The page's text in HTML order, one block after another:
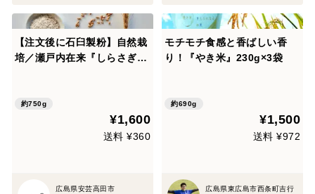
【注文後に石臼製粉】自然栽
培／瀬戸内在来『しらさぎ小
約750g
¥1,600
送料 ¥360
広島県安芸高田市
モチモチ食感と香ばしい香
り！『やき米』230g×3袋
約690g
¥1,500
送料 ¥972
広島県東広島市西条町吉行